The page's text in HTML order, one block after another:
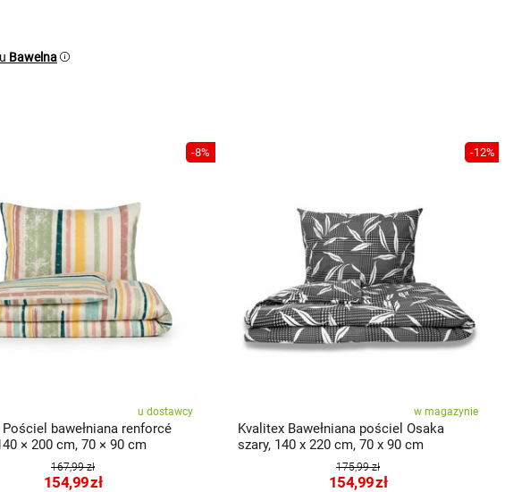
Bawelna
-8%
u dostawcy
bawełniana renforcé
× 200 cm, 70 × 90 cm
167,99 zł
154,99zł
-12%
w magazynie
Kvalitex Bawełniana pościel Osaka
szary, 140 x 220 cm, 70 x 90 cm
175,99 zł
154,99zł